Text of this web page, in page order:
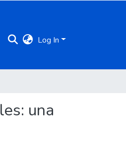
Log In
una